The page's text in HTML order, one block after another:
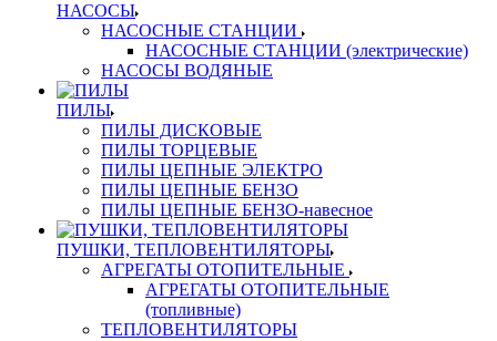
НАСОСЫ
НАСОСНЫЕ СТАНЦИИ
НАСОСНЫЕ СТАНЦИИ (электрические)
НАСОСЫ ВОДЯНЫЕ
ПИЛЫ
ПИЛЫ ДИСКОВЫЕ
ПИЛЫ ТОРЦЕВЫЕ
ПИЛЫ ЦЕПНЫЕ ЭЛЕКТРО
ПИЛЫ ЦЕПНЫЕ БЕНЗО
ПИЛЫ ЦЕПНЫЕ БЕНЗО-навесное
ПУШКИ, ТЕПЛОВЕНТИЛЯТОРЫ
АГРЕГАТЫ ОТОПИТЕЛЬНЫЕ
АГРЕГАТЫ ОТОПИТЕЛЬНЫЕ
(топливные)
ТЕПЛОВЕНТИЛЯТОРЫ